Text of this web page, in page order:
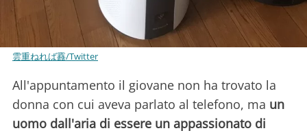
雲重ねれば䨺/Twitter
All'appuntamento il giovane non ha trovato la
donna con cui aveva parlato al telefono, ma un
uomo dall'aria di essere un appassionato di